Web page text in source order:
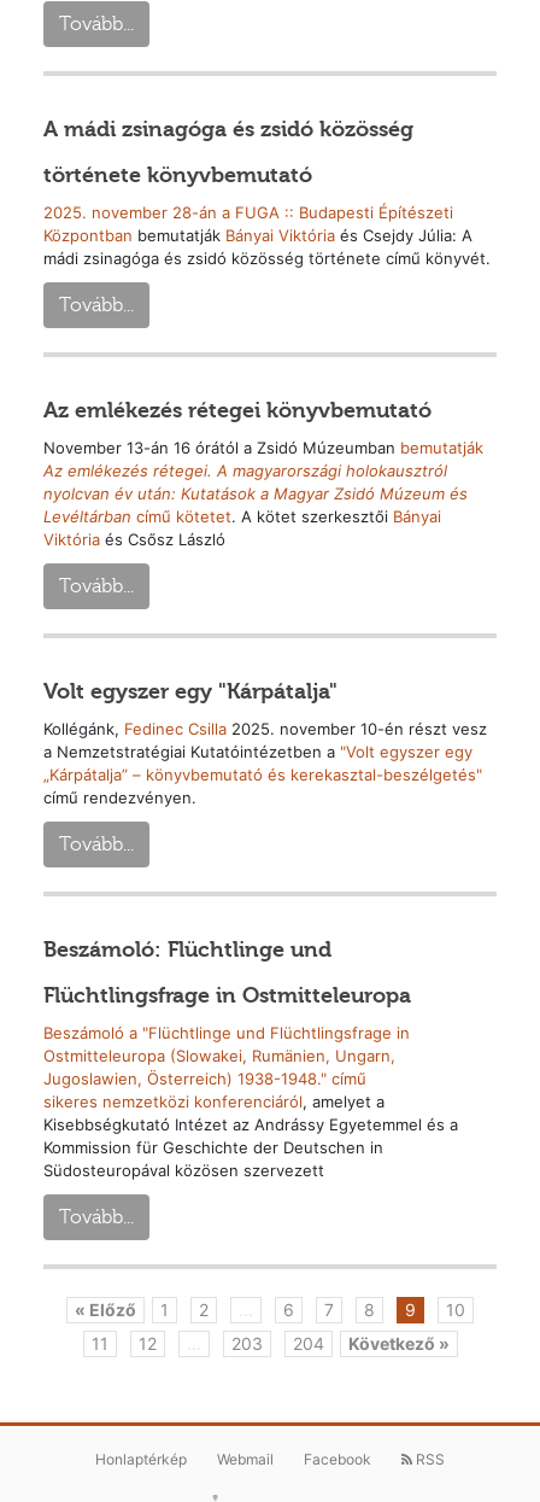
Tovább...
A mádi zsinagóga és zsidó közösség
története könyvbemutató
2025. november 28-án a FUGA :: Budapesti Építészeti
Központban bemutatják Bányai Viktóriaés Csejdy Júlia: A
mádi zsinagóga és zsidó közösség története című könyvét.
Tovább...
Az emlékezés rétegei könyvbemutató
November 13-án 16 órától a Zsidó Múzeumban bemutatják
Az emlékezés rétegei. A magyarországi holokausztról
nyolcvan év után: Kutatások a Magyar Zsidó Múzeum és
Levéltárban című kötetet. A kötet szerkesztői Bányai
Viktóriaés Csősz László
Tovább...
Volt egyszer egy "Kárpátalja"
Kollégánk, Fedinec Csilla2025. november 10-én részt vesz
a Nemzetstratégiai Kutatóintézetben a "Volt egyszer egy
„Kárpátalja” – könyvbemutató és kerekasztal-beszélgetés"
című rendezvényen.
Tovább...
Beszámoló: Flüchtlinge und
Flüchtlingsfrage in Ostmitteleuropa
Beszámoló a "Flüchtlinge und Flüchtlingsfrage in
Ostmitteleuropa (Slowakei, Rumänien, Ungarn,
Jugoslawien, Österreich) 1938-1948." című
sikeres nemzetközi konferenciáról, amelyet a
Kisebbségkutató Intézet az Andrássy Egyetemmel és a
Kommission für Geschichte der Deutschen in
Südosteuropával közösen szervezett
Tovább...
« Előző 1 2 6 7 8 9
10
11
12 203 204 Következő »
Honlaptérkép Webmail Facebook RSS